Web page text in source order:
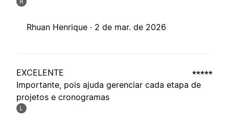
Rhuan Henrique · 2 de mar. de 2026
EXCELENTE
Importante, pois ajuda gerenciar cada etapa de
projetos e cronogramas
L